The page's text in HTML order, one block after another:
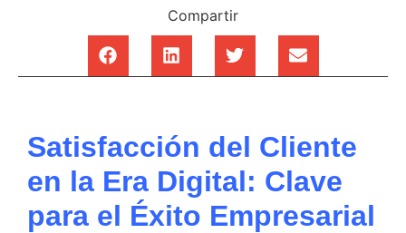
Compartir
Satisfacción del Cliente
en la Era Digital: Clave
para el Éxito Empresarial